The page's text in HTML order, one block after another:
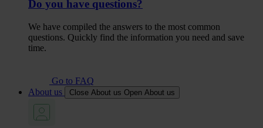
Do you have questions?
We have compiled the answers to the most common
questions. Quickly find the information you need and save
time.
Go to FAQ
About us
Close About us Open About us